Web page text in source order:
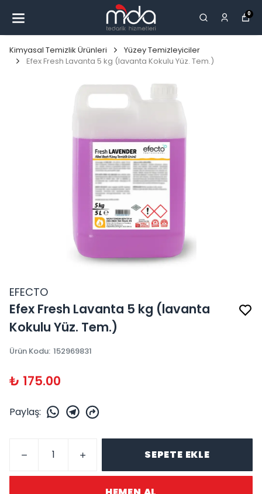
0
Kimyasal Temizlik Ürünleri
Yüzey Temizleyiciler
Efex Fresh Lavanta 5 kg (lavanta Kokulu Yüz. Tem.)
EFECTO
Efex Fresh Lavanta 5 kg (lavanta
Kokulu Yüz. Tem.)
Ürün Kodu: 152969831
₺ 175.00
Paylaş:
SEPETE EKLE